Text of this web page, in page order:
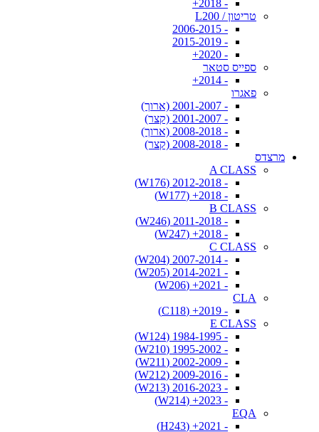
- 2018+
טריטון / L200
- 2006-2015
- 2015-2019
- 2020+
ספייס סטאר
- 2014+
פאגרו
- 2001-2007 (ארוך)
- 2001-2007 (קצר)
- 2008-2018 (ארוך)
- 2008-2018 (קצר)
מרצדס
A CLASS
- 2012-2018 (W176)
- 2018+ (W177)
B CLASS
- 2011-2018 (W246)
- 2018+ (W247)
C CLASS
- 2007-2014 (W204)
- 2014-2021 (W205)
- 2021+ (W206)
CLA
- 2019+ (C118)
E CLASS
- 1984-1995 (W124)
- 1995-2002 (W210)
- 2002-2009 (W211)
- 2009-2016 (W212)
- 2016-2023 (W213)
- 2023+ (W214)
EQA
- 2021+ (H243)